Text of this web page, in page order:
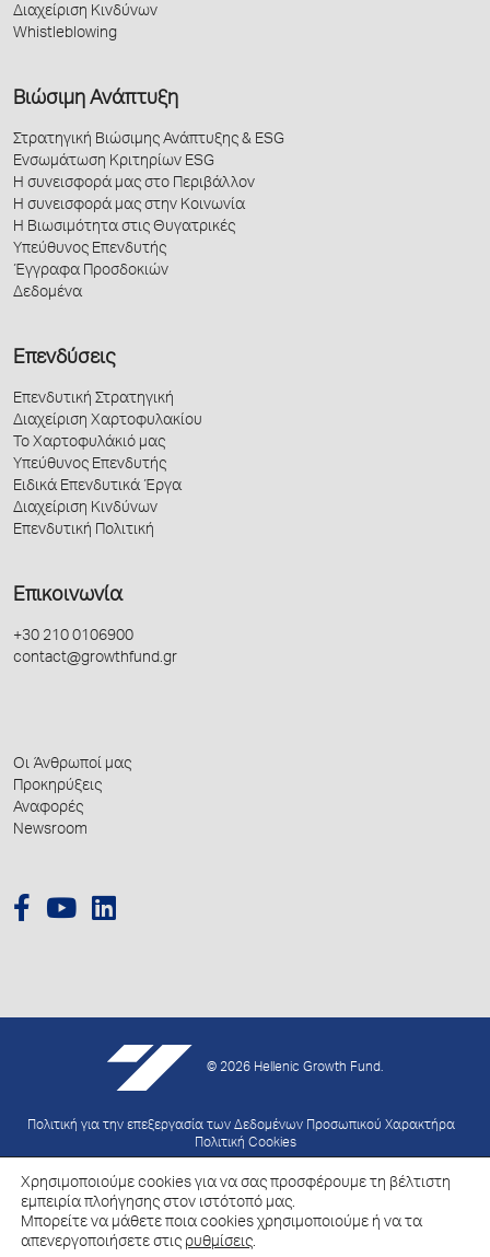
Διαχείριση Κινδύνων
Whistleblowing
Βιώσιμη Ανάπτυξη
Στρατηγική Βιώσιμης Ανάπτυξης & ESG
Ενσωμάτωση Κριτηρίων ESG
Η συνεισφορά μας στο Περιβάλλον
Η συνεισφορά μας στην Κοινωνία
Η Βιωσιμότητα στις Θυγατρικές
Υπεύθυνος Επενδυτής
Έγγραφα Προσδοκιών
Δεδομένα
Επενδύσεις
Επενδυτική Στρατηγική
Διαχείριση Χαρτοφυλακίου
Το Χαρτοφυλάκιό μας
Υπεύθυνος Επενδυτής
Ειδικά Επενδυτικά Έργα
Διαχείριση Κινδύνων
Επενδυτική Πολιτική
Επικοινωνία
+30 210 0106900
contact@growthfund.gr
Οι Άνθρωποί μας
Προκηρύξεις
Αναφορές
Newsroom
© 2026 Hellenic Growth Fund.
Πολιτική για την επεξεργασία των Δεδομένων Προσωπικού Χαρακτήρα
Πολιτική Cookies
Created bySchema
Χρησιμοποιούμε cookies για να σας προσφέρουμε τη βέλτιστη
εμπειρία πλοήγησης στον ιστότοπό μας.
Μπορείτε να μάθετε ποια cookies χρησιμοποιούμε ή να τα
απενεργοποιήσετε στις ρυθμίσεις.